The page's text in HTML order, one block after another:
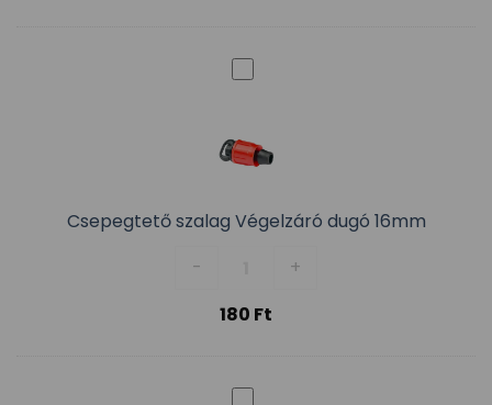
Csepegtető szalag Végelzáró dugó 16mm
-
Csepegtető szalag Végelzáró
+
180 Ft